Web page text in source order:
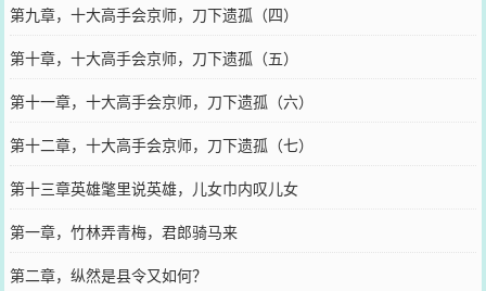
第九章，十大高手会京师，刀下遗孤（四）
第十章，十大高手会京师，刀下遗孤（五）
第十一章，十大高手会京师，刀下遗孤（六）
第十二章，十大高手会京师，刀下遗孤（七）
第十三章英雄氅里说英雄，儿女巾内叹儿女
第一章，竹林弄青梅，君郎骑马来
第二章，纵然是县令又如何？